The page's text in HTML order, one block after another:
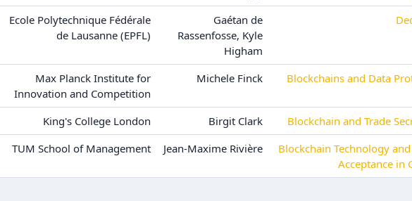
Gaétan de
Rassenfosse, Kyle
Higham
Ecole Polytechnique Fédérale
de Lausanne (EPFL)
Blockchains and Data
Michele Finck
Max Planck Institute for
Innovation and Competition
Blockchain and Trade
Birgit Clark
King's College London
Blockchain Technology
Acceptance in
Jean-Maxime Rivière
TUM School of Management